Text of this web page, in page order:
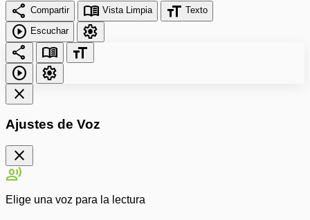
share Compartir menu_book Vista Limpia format_size Texto
play_circle Escuchar
settings
share
menu_book
format_size
play_circle
settings
close
Ajustes de Voz
close
record_voice_over
Elige una voz para la lectura